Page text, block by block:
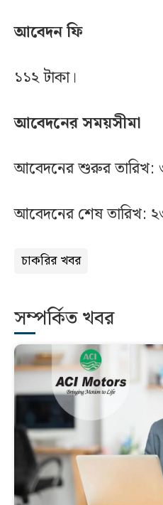
আবেদন ফি
১১২ টাকা।
আবেদনের সময়সীমা
আবেদনের শুরুর
আবেদনের শেষ তারিখ:
চাকরির খবর
সম্পর্কিত খবর